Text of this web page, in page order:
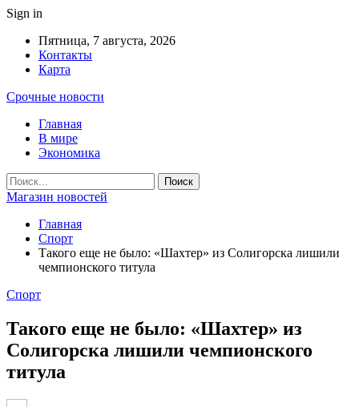
Sign in
Пятница, 7 августа, 2026
Контакты
Карта
Срочные новости
Главная
В мире
Экономика
Магазин новостей
Главная
Спорт
Такого еще не было: «Шахтер» из Солигорска лишили
чемпионского титула
Спорт
Такого еще не было: «Шахтер» из
Солигорска лишили чемпионского
титула